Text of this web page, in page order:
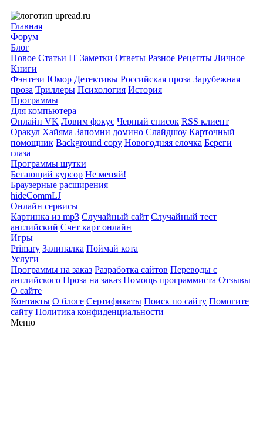
Главная
Форум
Блог
Новое Статьи IT Заметки Ответы Разное Рецепты Личное
Книги
Фэнтези Юмор Детективы Российская проза Зарубежная
проза Триллеры Психология История
Программы
Для компьютера
Онлайн VK Ловим фокус Черный список RSS клиент
Оракул Хайяма Запомни домино Слайдшоу Карточный
помощник Background copy Новогодняя елочка Береги
глаза
Программы шутки
Бегающий курсор Не меняй!
Браузерные расширения
hideCommLJ
Онлайн сервисы
Картинка из mp3 Случайный сайт Случайный тест
английский Счет карт онлайн
Игры
Primary Залипалка Поймай кота
Услуги
Программы на заказ Разработка сайтов Переводы с
английского Проза на заказ Помощь программиста Отзывы
О сайте
Контакты О блоге Сертификаты Поиск по сайту Помогите
сайту Политика конфиденциальности
Меню